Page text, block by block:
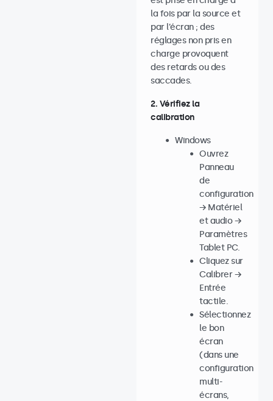
la fois par la source et
par l’écran ; des
réglages non pris en
charge provoquent
des retards ou des
saccades.
2. Vérifiez la
calibration
Windows
Ouvrez
Panneau
de
configuration
→ Matériel
et audio →
Paramètres
Tablet PC.
Cliquez sur
Calibrer →
Entrée
tactile.
Sélectionnez
le bon
écran
(dans une
configuration
multi-
écrans,